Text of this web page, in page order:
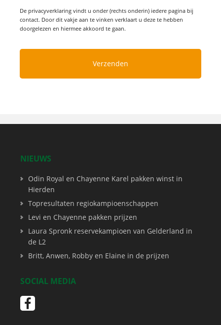
De privacyverklaring vindt u onder (rechts onderin) iedere pagina bij
contact. Door dit vakje aan te vinken verklaart u deze te hebben
doorgelezen en hiermee akkoord te gaan.
NIEUWS
Odin Royal en Chayenne Karel pakken winst in
Hierden
Topresultaten regiokampioenschappen
Levi en Chayenne pakken prijzen
Laura Spronk reservekampioen van Gelderland in
de L2
Britt, Anwen, Robby en Elaine in de prijzen
SOCIAL MEDIA